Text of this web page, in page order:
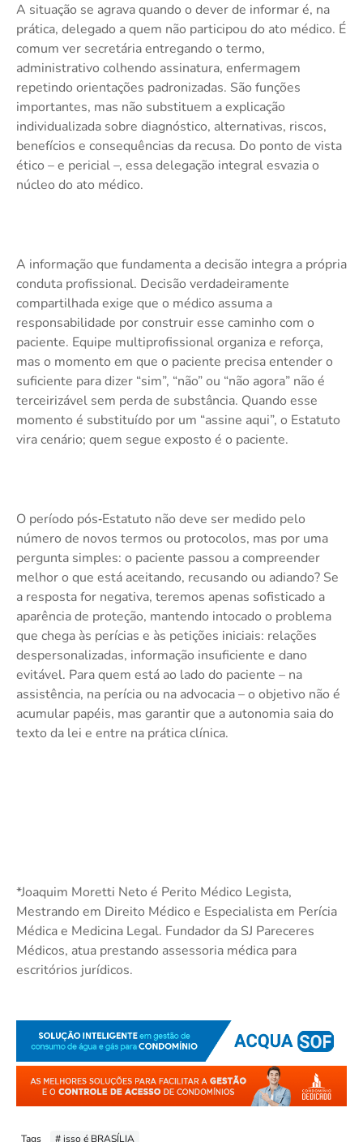
A situação se agrava quando o dever de informar é, na
prática, delegado a quem não participou do ato médico. É
comum ver secretária entregando o termo,
administrativo colhendo assinatura, enfermagem
repetindo orientações padronizadas. São funções
importantes, mas não substituem a explicação
individualizada sobre diagnóstico, alternativas, riscos,
benefícios e consequências da recusa. Do ponto de vista
ético – e pericial –, essa delegação integral esvazia o
núcleo do ato médico.
A informação que fundamenta a decisão integra a própria
conduta profissional. Decisão verdadeiramente
compartilhada exige que o médico assuma a
responsabilidade por construir esse caminho com o
paciente. Equipe multiprofissional organiza e reforça,
mas o momento em que o paciente precisa entender o
suficiente para dizer “sim”, “não” ou “não agora” não é
terceirizável sem perda de substância. Quando esse
momento é substituído por um “assine aqui”, o Estatuto
vira cenário; quem segue exposto é o paciente.
O período pós‑Estatuto não deve ser medido pelo
número de novos termos ou protocolos, mas por uma
pergunta simples: o paciente passou a compreender
melhor o que está aceitando, recusando ou adiando? Se
a resposta for negativa, teremos apenas sofisticado a
aparência de proteção, mantendo intocado o problema
que chega às perícias e às petições iniciais: relações
despersonalizadas, informação insuficiente e dano
evitável. Para quem está ao lado do paciente – na
assistência, na perícia ou na advocacia – o objetivo não é
acumular papéis, mas garantir que a autonomia saia do
texto da lei e entre na prática clínica.
*Joaquim Moretti Neto é Perito Médico Legista,
Mestrando em Direito Médico e Especialista em Perícia
Médica e Medicina Legal. Fundador da SJ Pareceres
Médicos, atua prestando assessoria médica para
escritórios jurídicos.
Tags # isso é BRASÍLIA